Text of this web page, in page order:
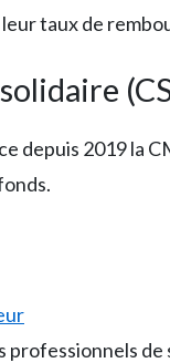
taux de
depuis 2019 la
professionnels de